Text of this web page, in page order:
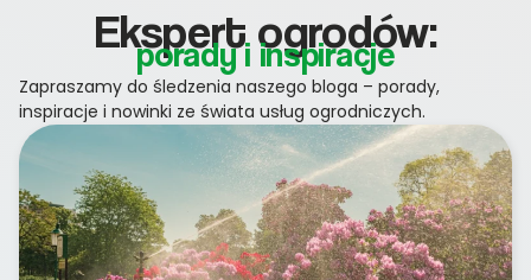
Ekspert ogrodów:
porady i inspiracje
Zapraszamy do śledzenia naszego bloga – porady,
inspiracje i nowinki ze świata usług ogrodniczych.